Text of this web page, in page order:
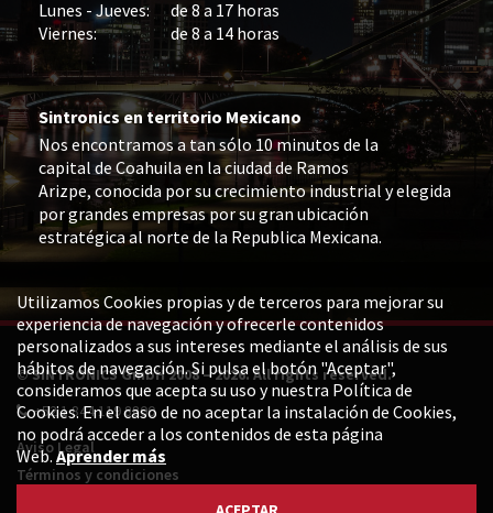
Lunes - Jueves:
de 8 a 17 horas
Viernes:
de 8 a 14 horas
Sintronics en territorio Mexicano
Nos encontramos a tan sólo 10 minutos de la
capital de Coahuila en la ciudad de Ramos
Arizpe, conocida por su crecimiento industrial y elegida
por grandes empresas por su gran ubicación
estratégica al norte de la Republica Mexicana.
© SINTRONICS GmbH 2008 – 2026. All rights reserved.
+52 1 844 119 8800
Aviso Legal
Términos y condiciones
Utilizamos Cookies propias y de terceros para mejorar su
experiencia de navegación y ofrecerle contenidos
personalizados a sus intereses mediante el análisis de sus
hábitos de navegación. Si pulsa el botón "Aceptar",
consideramos que acepta su uso y nuestra Política de
Cookies. En el caso de no aceptar la instalación de Cookies,
no podrá acceder a los contenidos de esta página
Web.Aprender más